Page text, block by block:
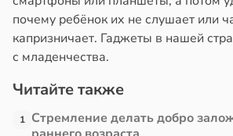
почему ребёнок их не слушает или
капризничает. Гаджеты в нашей
с младенчества.
Читайте также
1 Стремление делать добро